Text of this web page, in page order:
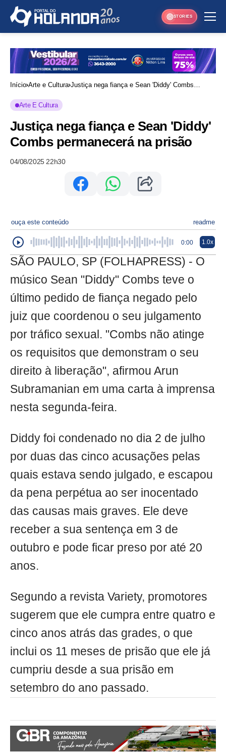
STORIES
Início Arte e Cultura Justiça nega fiança e Sean 'Diddy' Combs
Arte E Cultura
Justiça nega fiança e Sean 'Diddy'
Combs permanecerá na prisão
04/08/2025 22h30
ouça este conteúdo readme
0:00 1.0x
SÃO PAULO, SP (FOLHAPRESS) - O
músico Sean "Diddy" Combs teve o
último pedido de fiança negado pelo
juiz que coordenou o seu julgamento
por tráfico sexual. "Combs não atinge
os requisitos que demonstram o seu
direito à liberação", afirmou Arun
Subramanian em uma carta à imprensa
nesta segunda-feira.
Diddy foi condenado no dia 2 de julho
por duas das cinco acusações pelas
quais estava sendo julgado, e escapou
da pena perpétua ao ser inocentado
das causas mais graves. Ele deve
receber a sua sentença em 3 de
outubro e pode ficar preso por até 20
anos.
Segundo a revista Variety, promotores
sugerem que ele cumpra entre quatro e
cinco anos atrás das grades, o que
inclui os 11 meses de prisão que ele já
cumpriu desde a sua prisão em
setembro do ano passado.